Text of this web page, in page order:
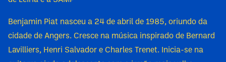
Benjamin Piat nasceu a 24 de abril de 1985, oriundo da
cidade de Angers. Cresce na música inspirado de Bernard
Lavilliers, Henri Salvador e Charles Trenet. Inicia-se na